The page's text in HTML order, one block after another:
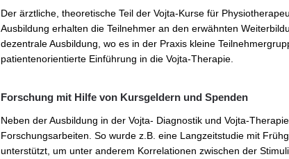
Der ärztliche, theoretische Teil der Vojta-Kurse für
Ausbildung erhalten die Teilnehmer an den erwähnten
dezentrale Ausbildung, wo es in der Praxis kleine
patientenorientierte Einführung in die Vojta-Therapie.
Forschung mit Hilfe von Kursgeldern und Spenden
Neben der Ausbildung in der Vojta- Diagnostik und Vojta-
Forschungsarbeiten. So wurde z.B. eine Langzeitstudie mit
unterstützt, um unter anderem Korrelationen zwischen der